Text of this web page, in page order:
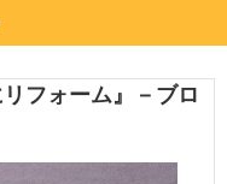
フォーム』－ブロ